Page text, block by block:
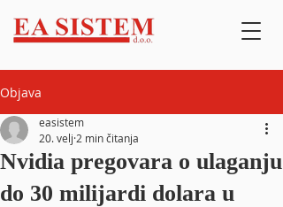
Objava
Nvidia pregovara o ulaganju
do 30 milijardi dolara u
easistem
20. velj 2 min čitanja